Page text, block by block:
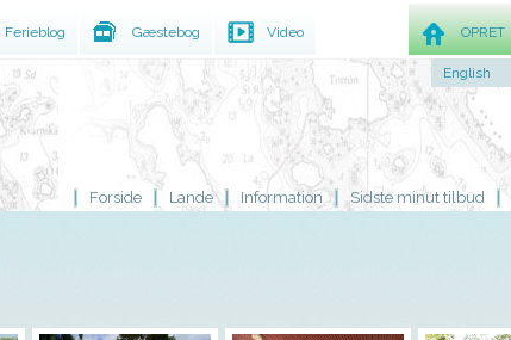
Forside Lande Information Sidste minut tilbud
Ferieblog Gæstebog Video OPRET
English